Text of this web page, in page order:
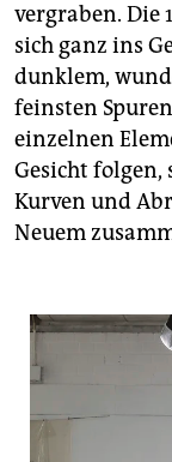
vergraben. Die
sich ganz ins
dunklem,
feinsten
einzelnen
Gesicht
Kurven und
Neuem